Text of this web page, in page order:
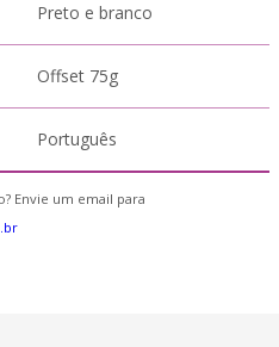
Preto e branco
Offset 75g
Português
Envie um email para